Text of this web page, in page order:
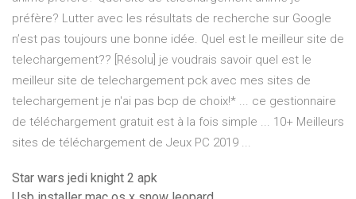
préfère? Lutter avec les résultats de recherche sur Google
n’est pas toujours une bonne idée. Quel est le meilleur site de
telechargement?? [Résolu] je voudrais savoir quel est le
meilleur site de telechargement pck avec mes sites de
telechargement je n'ai pas bcp de choix!* ... ce gestionnaire
de téléchargement gratuit est à la fois simple ... 10+ Meilleurs
sites de téléchargement de Jeux PC 2019 ...
Star wars jedi knight 2 apk